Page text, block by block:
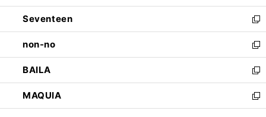
開
く
ウ
で
開
く
ン
ド
ウ
で
開
く
Seventeen
新
し
い
ウ
ィ
ン
ド
ウ
non-no
新
し
い
ウ
ィ
ン
BAILA
新
し
い
ウ
MAQUIA
新
し